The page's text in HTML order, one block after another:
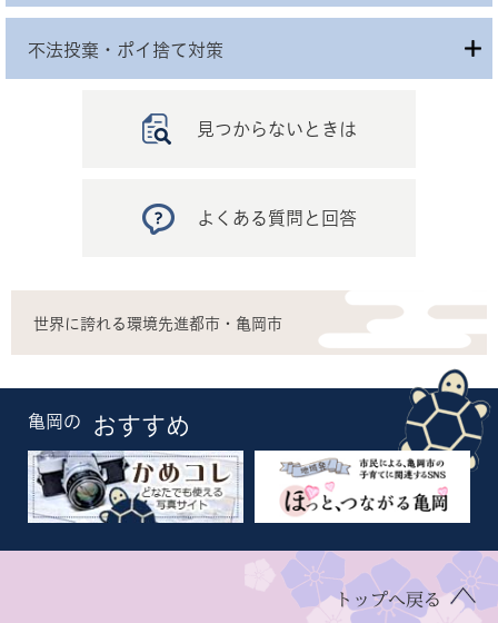
不法投棄・ポイ捨て対策
見つからないときは
よくある質問と回答
世界に誇れる環境先進都市・亀岡市
亀岡の おすすめ
トップへ戻る